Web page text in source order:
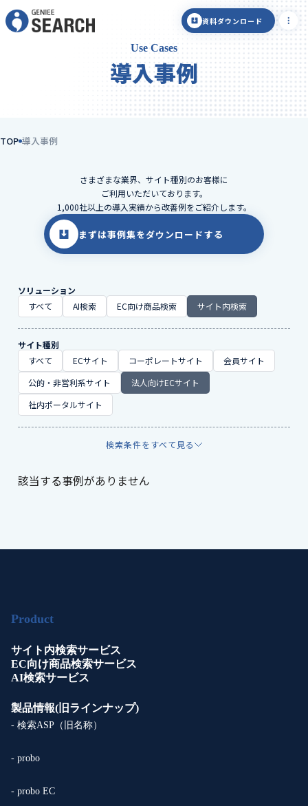
資料ダウンロード
Use Cases
導入事例
TOP 導入事例
さまざまな業界、サイト種別のお客様に
ご利用いただいております。
1,000社以上の導入実績から改善例をご紹介します。
まずは事例集をダウンロードする
ソリューション
すべて
AI検索 EC向け商品検索 サイト内検索
サイト種別
すべて
ECサイト コーポレートサイト
会員サイト
公的・非営利系サイト
法人向けECサイト
社内ポータルサイト
検索条件をすべて見る
該当する事例がありません
Product
サイト内検索サービス
EC向け商品検索サービス
AI検索サービス
製品情報(旧ラインナップ)
- 検索ASP（旧名称）
- probo
- probo EC